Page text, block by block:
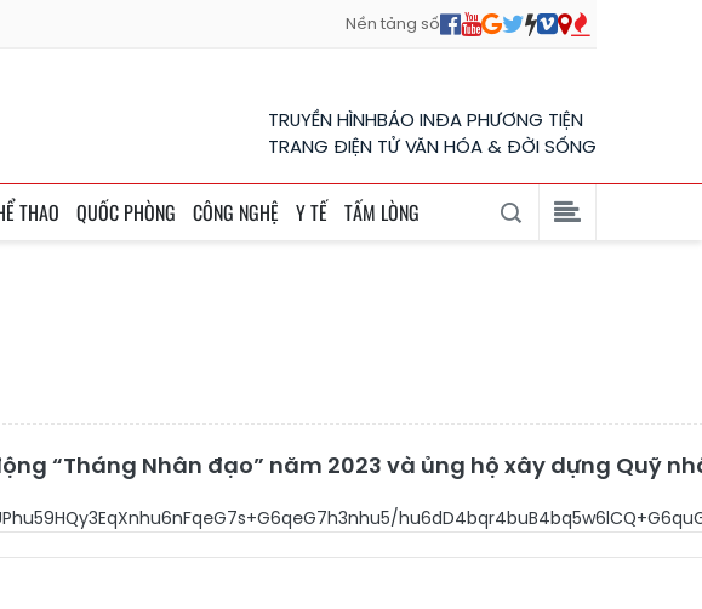
Nền tảng số
TRUYỀN HÌNHBÁO INĐA PHƯƠNG TIỆN
TRANG ĐIỆN TỬ VĂN HÓA & ĐỜI SỐNG
THAO QUỐC PHÒNG CÔNG NGHỆ Y TẾ TẤM LÒNG
“Tháng Nhân đạo” năm 2023 và ủng hộ xây dựng